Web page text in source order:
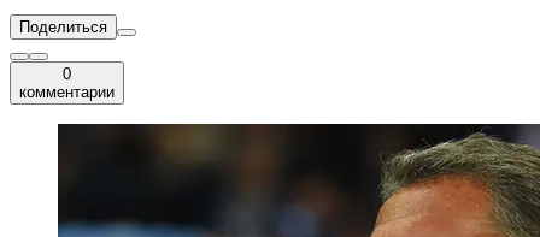
Поделиться
0
комментарии